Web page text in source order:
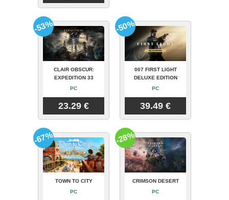
CLAIR OBSCUR:
EXPEDITION 33
PC
23.29 €
-53%
007 FIRST LIGHT
DELUXE EDITION
PC
39.49 €
-50%
TOWN TO CITY
PC
-67%
CRIMSON DESERT
PC
-28%